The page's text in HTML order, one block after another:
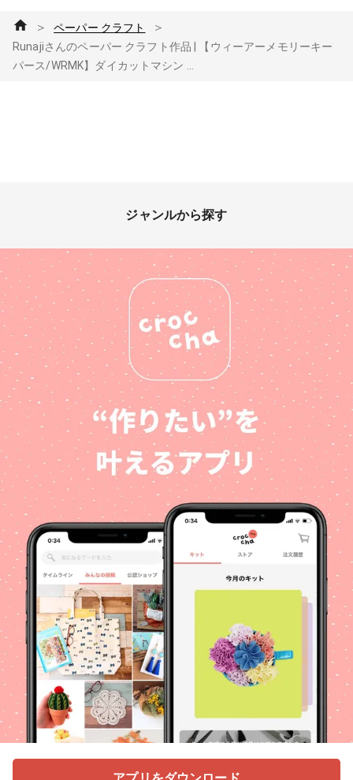
＞ ペーパー クラフト ＞
Runajiさんのペーパー クラフト作品 | 【ウィーアーメモリーキー
パース/WRMK】ダイカットマシン ...
ジャンルから探す